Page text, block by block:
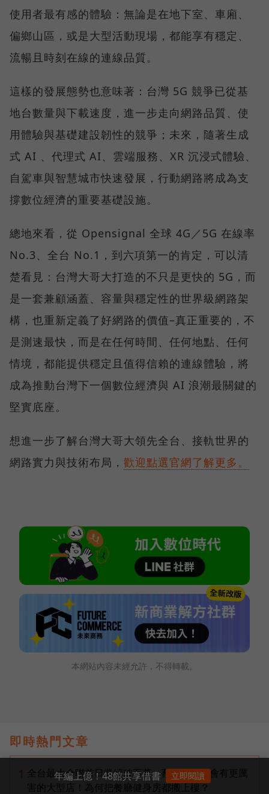
使用者最有感的體驗：無論是在地下室、車廂、
偏鄉山區，或是大型活動現場，都能享有穩定、
流暢且時刻在線的連線品質。
這樣的發展態勢也意味著：台灣 5G 競爭已從基
地台數量與下載速度，進一步走向網路品質、使
用體驗與基礎建設韌性的競爭；未來，隨著生成
式 AI 、代理式 AI、雲端服務、XR 沉浸式體驗、
自駕車與智慧城市快速發展，行動網路將成為支
撐數位經濟的重要基礎設施。
總地來看，從 Opensignal 全球 4G／5G 在線率
No.3、全台 No.1，到六項第一的肯定，可以清
楚看見：台灣大哥大打造的不只是更快的 5G，而
是一套兼顧涵蓋、容量與穩定性的世界級網路架
構，也重新定義了好網路的價值–真正重要的，不
是測速最快，而是在任何時間、任何地點、任何
情境，都能提供穩定且值得信賴的連線體驗，將
成為推動台灣下一個數位經濟與 AI 浪潮最關鍵的
堅實底座。
想進一步了解台灣大哥大領先全台、接軌世界的
網路實力與技術布局， 歡迎點選官網了解更多。
本網站內容未經允許，不得轉載。
即時熱門文章
全台最大全聯首日業績破百萬，蔡篤昌：還會有更厲
害的大型店！為何把餐廳健身房都搬上樓？
年編上億！48館共享借書 立即閱讀